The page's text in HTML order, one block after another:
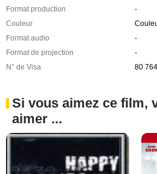
Format production
-
Couleur
Format audio
-
Format de projection
-
N° de Visa
80 764
Si vous aimez ce film,
aimer ...